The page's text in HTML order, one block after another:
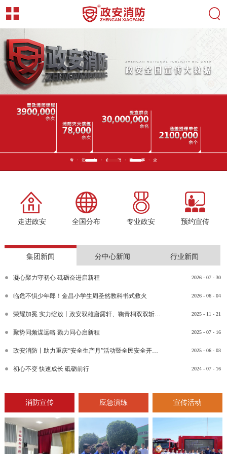
走进政安 全国分布 专业政安 预约宣传
集团新闻 分中心新闻 行业新闻
2026 - 07 - 30
凝心聚力守初心 砥砺奋进启新程
2026 - 06 - 04
临危不惧少年郎！金昌小学生周圣然教科书式救火
2025 - 11 - 21
荣耀加冕 实力绽放丨政安双雄唐露轩、鞠青桐双双斩获“渝消蓝盾讲师团金牌讲师”比武竞赛决赛大奖
2025 - 07 - 16
聚势同频谋远略 勠力同心启新程
2025 - 06 - 03
政安消防丨助力重庆“安全生产月”活动暨全民安全开放日活动
2024 - 07 - 16
初心不变 快速成长 砥砺前行
消防宣传 应急演练 宣传活动